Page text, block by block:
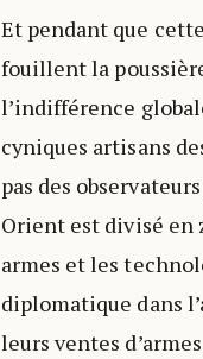
Et pendant que
fouillent la
l’indifférence
cyniques artisans
pas des
Orient est divisé en
armes et les
diplomatique dans
leurs ventes